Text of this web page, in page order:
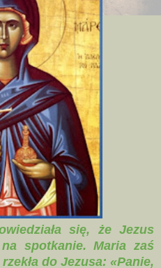
się, że Jezus
spotkanie. Maria zaś
do Jezusa: «Panie,